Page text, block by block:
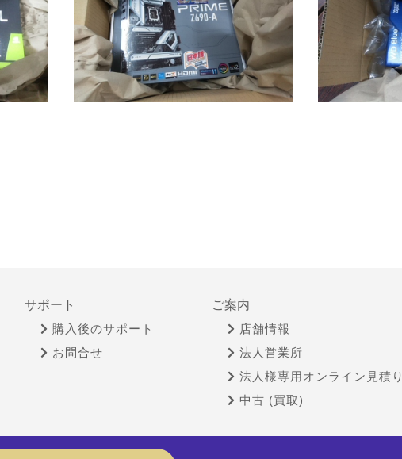
サポート
購入後のサポート
お問合せ
ご案内
店舗情報
法人営業所
法人様専用オンライン見積り
中古 (買取)